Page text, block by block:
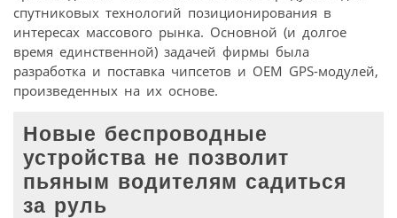
спутниковых технологий позиционирования в
интересах массового рынка. Основной (и долгое
время единственной) задачей фирмы была
разработка и поставка чипсетов и ОЕМ GPS-модулей,
произведенных на их основе.
Новые беспроводные
устройства не позволит
пьяным водителям садиться
за руль